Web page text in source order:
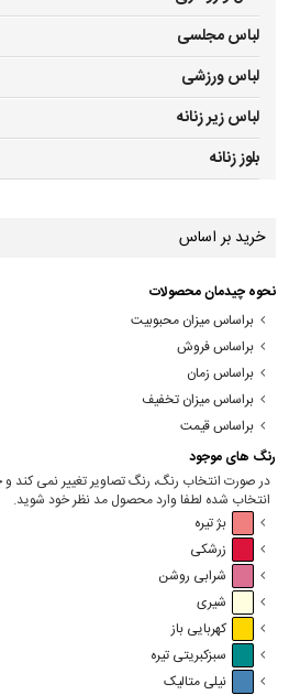
لباس مجلسی
لباس ورزشی
لباس زیر زنانه
بلوز زنانه
خرید بر اساس
نحوه چیدمان محصولات
براساس میزان محبوبیت
براساس فروش
براساس زمان
براساس میزان تخفیف
براساس قیمت
رنگ های موجود
در صورت انتخاب رنگ، رنگ تصاویر تغییر نمی
انتخاب شده لطفا وارد محصول مد نظر خود شوید.
بژ تیره
زرشکی
شرابی روشن
شیری
کهربایی باز
سبزکبریتی تیره
نیلی متالیک